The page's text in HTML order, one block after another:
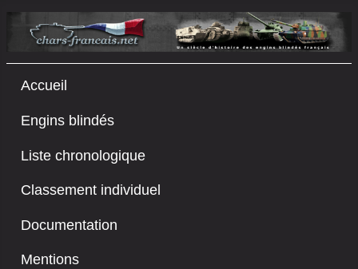
Accueil
Engins blindés
Liste chronologique
Classement individuel
Documentation
Mentions